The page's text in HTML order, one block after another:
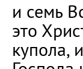
и семь
это
купола,